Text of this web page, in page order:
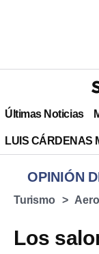
Últimas Noticias
LUIS CÁRDENAS
Turismo
Los